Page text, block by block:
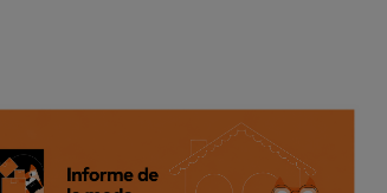
Portugal
Arábia Saudita